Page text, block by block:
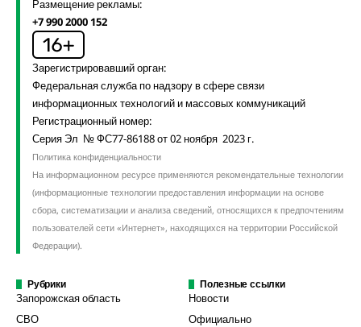
Размещение рекламы:
+7 990 2000 152
Зарегистрировавший орган:
Федеральная служба по надзору в сфере связи
информационных технологий и массовых коммуникаций
Регистрационный номер:
Серия Эл № ФС77-86188 от 02 ноября 2023 г.
Политика конфиденциальности
На информационном ресурсе применяются рекомендательные технологии
(информационные технологии предоставления информации на основе
сбора, систематизации и анализа сведений, относящихся к предпочтениям
пользователей сети «Интернет», находящихся на территории Российской
Федерации).
Рубрики
Запорожская область
СВО
Полезные ссылки
Новости
Официально